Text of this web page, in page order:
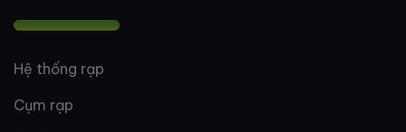
Hệ thống rạp
Cụm rạp